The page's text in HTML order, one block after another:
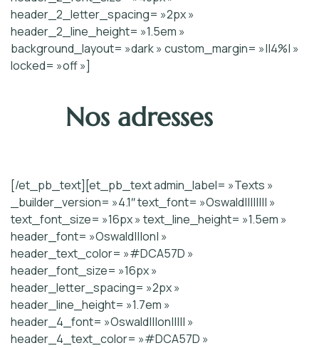
header_2_letter_spacing= »2px »
header_2_line_height= »1.5em »
background_layout= »dark » custom_margin= »||4%| »
locked= »off »]
Nos adresses
[/et_pb_text][et_pb_text admin_label= »Texts »
_builder_version= »4.1″ text_font= »Oswald|||||||| »
text_font_size= »16px » text_line_height= »1.5em »
header_font= »Oswald|||on| »
header_text_color= »#DCA57D »
header_font_size= »16px »
header_letter_spacing= »2px »
header_line_height= »1.7em »
header_4_font= »Oswald|||on||||| »
header_4_text_color= »#DCA57D »